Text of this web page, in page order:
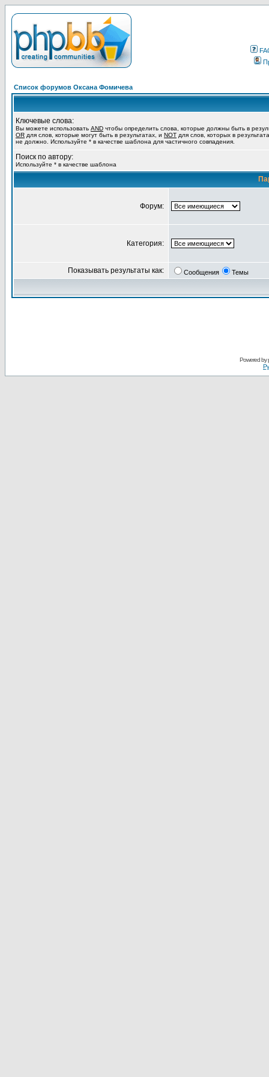
Список форумов Оксана Фомичева
Ключевые слова:
Вы можете использовать AND чтобы определить слова, которые должны быть в
OR для слов, которые могут быть в результатах, и NOT для слов, которых в
не должно. Используйте * в качестве шаблона для частичного совпадения.
Поиск по автору:
Используйте * в качестве шаблона
Форум:
Категория:
Показывать результаты как: Сообщения Темы
Powered by